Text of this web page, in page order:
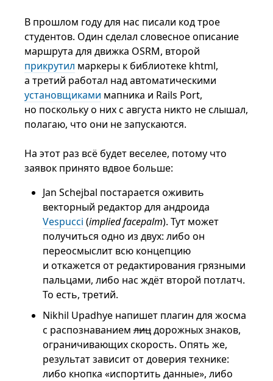
В прошлом году для нас писали код трое
студентов. Один сделал словесное описание
маршрута для движка OSRM, второй
прикрутил маркеры к библиотеке khtml,
а третий работал над автоматическими
установщиками мапника и Rails Port,
но поскольку о них с августа никто не слышал,
полагаю, что они не запускаются.
На этот раз всё будет веселее, потому что
заявок принято вдвое больше:
Jan Schejbal постарается оживить
векторный редактор для андроида
Vespucci (implied facepalm). Тут может
получиться одно из двух: либо он
переосмыслит всю концепцию
и откажется от редактирования грязными
пальцами, либо нас ждёт второй потлатч.
То есть, третий.
Nikhil Upadhye напишет плагин для жосма
с распознаваниемлицдорожных знаков,
ограничивающих скорость. Опять же,
результат зависит от доверия технике:
либо кнопка «испортить данные», либо